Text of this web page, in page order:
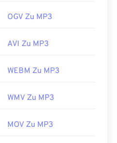
OGV Zu MP3
AVI Zu MP3
WEBM Zu MP3
WMV Zu MP3
MOV Zu MP3